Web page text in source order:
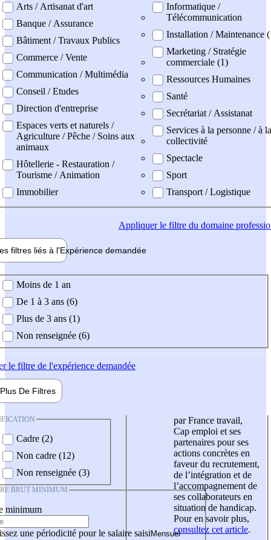
Arts / Artisanat d'art
Banque / Assurance
Bâtiment / Travaux Publics
Commerce / Vente
Communication / Multimédia
Conseil / Etudes
Direction d'entreprise
Espaces verts et naturels /
Agriculture / Pêche / Soins aux
animaux
Hôtellerie - Restauration /
Tourisme / Animation
Immobilier
Informatique /
Télécommunication
Installation / Maintenance
Marketing / Stratégie
commerciale (1)
Ressources Humaines
Santé
Secrétariat / Assistanat
Services à la personne / à la
collectivité
Spectacle
Sport
Transport / Logistique
Appliquerle filtre du domaine
filtres liés à l'Expérience demandée
demandée
Moins de 1 an
De 1 à 3 ans (6)
Plus de 3 ans (1)
Non renseignée (6)
le filtre de l'expérience demandée
Plus De Filtres
Cadre (2)
Non cadre (12)
Non renseignée (3)
BRUT MINIMUM
minimum
une périodicité pour le salaire saisi
par France travail,
Cap emploi et ses
partenaires pour ses
actions concrètes en
faveur du recrutement,
de l’intégration et de
l’accompagnement de
ses collaborateurs en
situation de handicap.
Pour en savoir plus,
consultez cet article.